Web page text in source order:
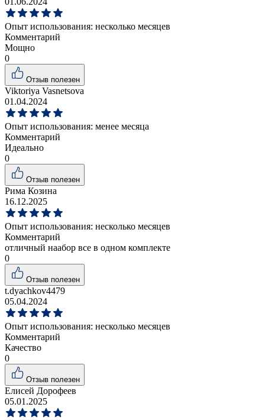
Опыт использования: несколько месяцев
Комментарий
Мощно
0
Отзыв полезен
Viktoriya Vasnetsova
01.04.2024
Опыт использования: менее месяца
Комментарий
Идеально
0
Отзыв полезен
Рима Козина
16.12.2025
Опыт использования: несколько месяцев
Комментарий
отличный наабор все в одном комплекте
0
Отзыв полезен
t.dyachkov4479
05.04.2024
Опыт использования: несколько месяцев
Комментарий
Качество
0
Отзыв полезен
Елисей Дорофеев
05.01.2025